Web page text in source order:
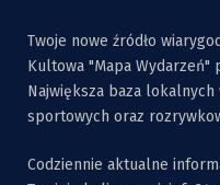
Twoje nowe źródło
Kultowa "Mapa Wydarzeń"
Największa baza
sportowych oraz
Codziennie aktualne